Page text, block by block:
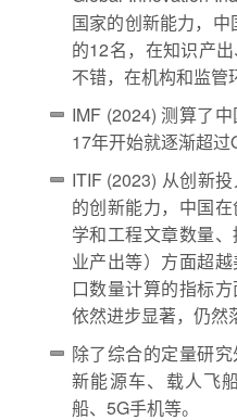
国家的创新能力，
的12名，在知识产
不错，在机构和监管
IMF (2024) 测算了
17年开始就逐渐超过
ITIF (2023) 从创新
的创新能力，中国
学和工程文章数量
业产出等）方面超
口数量计算的指标
依然进步显著，仍然
除了综合的定量研
新能源车、载人飞
船、5G手机等。